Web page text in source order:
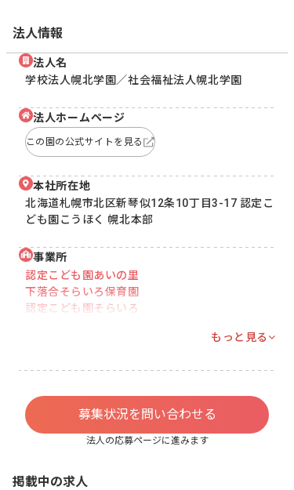
法人情報
法人名
学校法人幌北学園／社会福祉法人幌北学園
法人ホームページ
この園の公式サイトを見る
本社所在地
北海道札幌市北区新琴似12条10丁目3-17 認定こ
ども園こうほく 幌北本部
事業所
認定こども園あいの里
下落合そらいろ保育園
認定こども園そらいろ
もっと見る
募集状況を問い合わせる
法人の応募ページに進みます
掲載中の求人